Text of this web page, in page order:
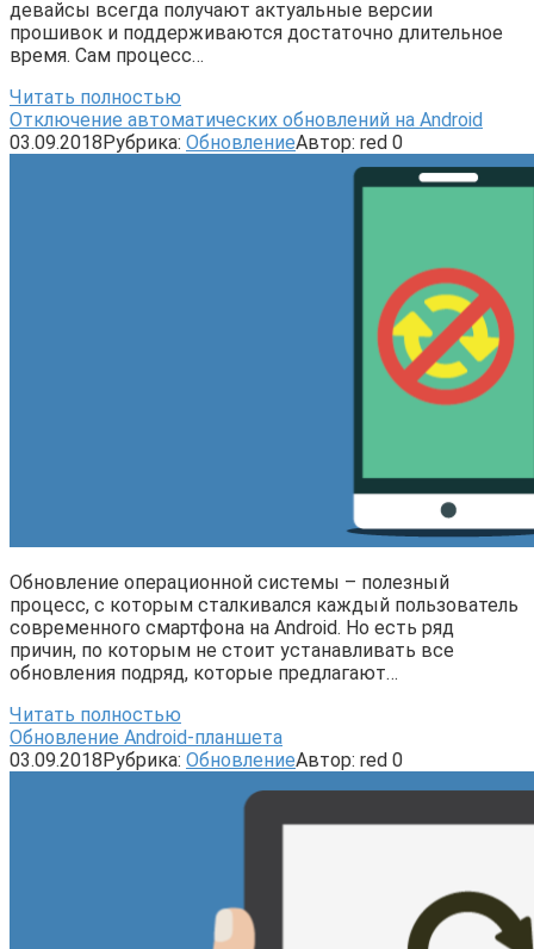
девайсы всегда получают актуальные версии
прошивок и поддерживаются достаточно длительное
время. Сам процесс…
Читать полностью
Отключение автоматических обновлений на Android
03.09.2018Рубрика: ОбновлениеАвтор: red 0
Обновление операционной системы – полезный
процесс, с которым сталкивался каждый пользователь
современного смартфона на Android. Но есть ряд
причин, по которым не стоит устанавливать все
обновления подряд, которые предлагают…
Читать полностью
Обновление Android-планшета
03.09.2018Рубрика: ОбновлениеАвтор: red 0